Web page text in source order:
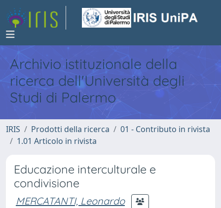
Archivio istituzionale della
ricerca dell'Università degli
Studi di Palermo
IRIS Prodotti della ricerca
01 - Contributo in rivista
1.01 Articolo in rivista
Educazione interculturale e
condivisione
MERCATANTI, Leonardo